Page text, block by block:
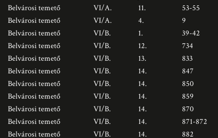
Belvárosi temető
VI/A. 11.
53-55
Belvárosi temető
VI/A. 4.
9
Belvárosi temető
VI/B. 1.
39-42
Belvárosi temető
VI/B. 12.
734
Belvárosi temető
VI/B. 13.
833
Belvárosi temető
VI/B. 14.
847
Belvárosi temető
VI/B. 14.
850
Belvárosi temető
VI/B. 14.
859
Belvárosi temető
VI/B. 14.
870
Belvárosi temető
VI/B. 14.
871-872
Belvárosi temető
VI/B. 14.
882